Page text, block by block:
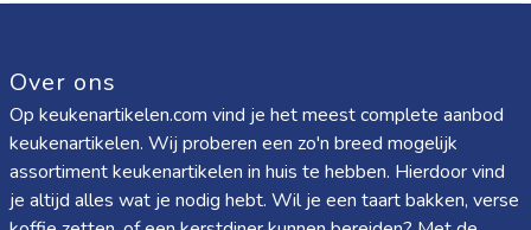
Over ons
Op keukenartikelen.com vind je het meest complete aanbod
keukenartikelen. Wij proberen een zo'n breed mogelijk
assortiment keukenartikelen in huis te hebben. Hierdoor vind
je altijd alles wat je nodig hebt. Wil je een taart bakken, verse